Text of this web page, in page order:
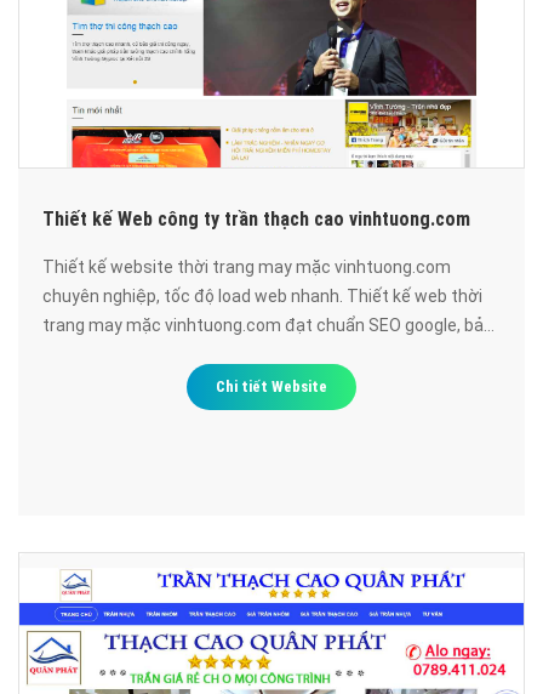
Thiết kế Web công ty trần thạch cao vinhtuong.com
Thiết kế website thời trang may mặc vinhtuong.com
chuyên nghiệp, tốc độ load web nhanh. Thiết kế web thời
trang may mặc vinhtuong.com đạt chuẩn SEO google, bảo
Chi tiết Website